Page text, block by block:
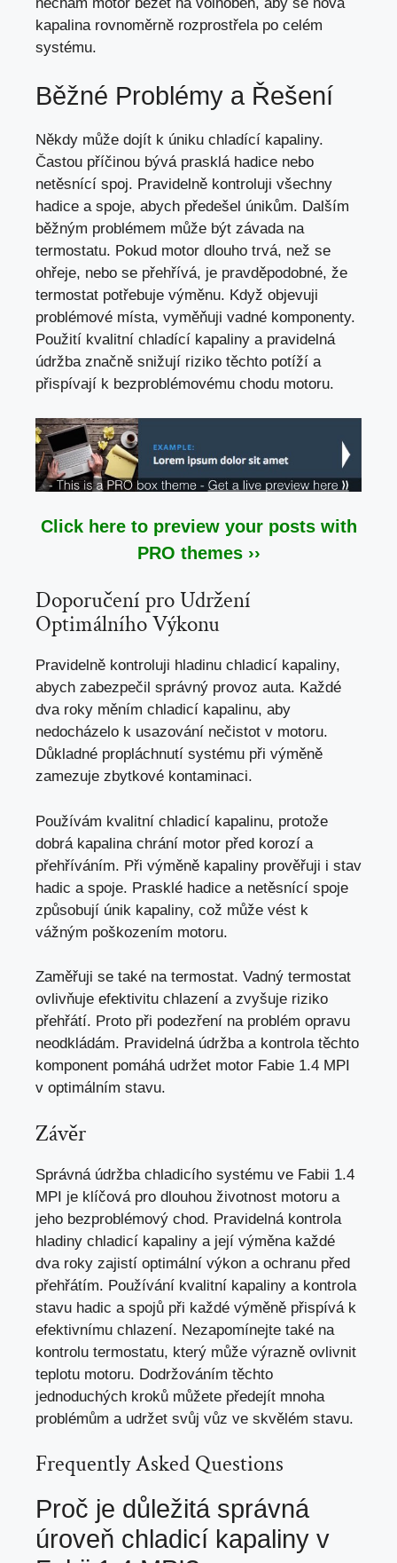
kapalina rovnoměrně rozprostřela po celém
systému.
Běžné Problémy a Řešení
Někdy může dojít k úniku chladící kapaliny.
Častou příčinou bývá prasklá hadice nebo
netěsnící spoj. Pravidelně kontroluji všechny
hadice a spoje, abych předešel únikům. Dalším
běžným problémem může být závada na
termostatu. Pokud motor dlouho trvá, než se
ohřeje, nebo se přehřívá, je pravděpodobné, že
termostat potřebuje výměnu. Když objevuji
problémové místa, vyměňuji vadné komponenty.
Použití kvalitní chladící kapaliny a pravidelná
údržba značně snižují riziko těchto potíží a
přispívají k bezproblémovému chodu motoru.
Click here to preview your posts with
PRO themes ››
Doporučení pro Udržení
Optimálního Výkonu
Pravidelně kontroluji hladinu chladicí kapaliny,
abych zabezpečil správný provoz auta. Každé
dva roky měním chladicí kapalinu, aby
nedocházelo k usazování nečistot v motoru.
Důkladné propláchnutí systému při výměně
zamezuje zbytkové kontaminaci.
Používám kvalitní chladicí kapalinu, protože
dobrá kapalina chrání motor před korozí a
přehříváním. Při výměně kapaliny prověřuji i stav
hadic a spoje. Prasklé hadice a netěsnící spoje
způsobují únik kapaliny, což může vést k
vážným poškozením motoru.
Zaměřuji se také na termostat. Vadný termostat
ovlivňuje efektivitu chlazení a zvyšuje riziko
přehřátí. Proto při podezření na problém opravu
neodkládám. Pravidelná údržba a kontrola těchto
komponent pomáhá udržet motor Fabie 1.4 MPI
v optimálním stavu.
Závěr
Správná údržba chladicího systému ve Fabii 1.4
MPI je klíčová pro dlouhou životnost motoru a
jeho bezproblémový chod. Pravidelná kontrola
hladiny chladicí kapaliny a její výměna každé
dva roky zajistí optimální výkon a ochranu před
přehřátím. Používání kvalitní kapaliny a kontrola
stavu hadic a spojů při každé výměně přispívá k
efektivnímu chlazení. Nezapomínejte také na
kontrolu termostatu, který může výrazně ovlivnit
teplotu motoru. Dodržováním těchto
jednoduchých kroků můžete předejít mnoha
problémům a udržet svůj vůz ve skvělém stavu.
Frequently Asked Questions
Proč je důležitá správná
úroveň chladicí kapaliny v